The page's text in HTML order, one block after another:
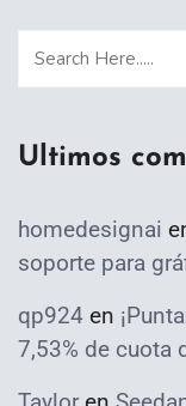
Ultimos
homedesignai
soporte para
qp924 en
7,53% de cuota